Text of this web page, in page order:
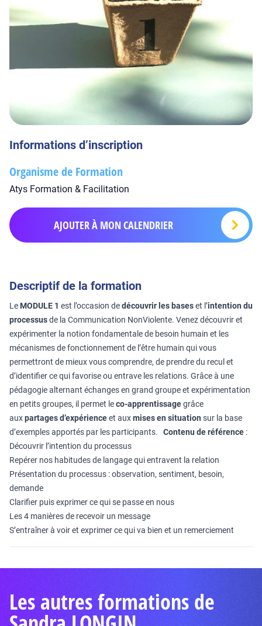
Informations d’inscription
Organisme de Formation
Atys Formation & Facilitation
AJOUTER À MON CALENDRIER
Descriptif de la formation
Le MODULE 1 est l’occasion dedécouvrir les baseset l’intention du
processusde la Communication NonViolente. Venez découvrir et
expérimenter la notion fondamentale de besoin humain et les
mécanismes de fonctionnement de l’être humain qui vous
permettront de mieux vous comprendre, de prendre du recul et
d’identifier ce qui favorise ou entrave les relations. Grâce à une
pédagogie alternant échanges en grand groupe et expérimentation
en petits groupes, il permet leco-apprentissagegrâce
auxpartages d’expérienceet auxmises en situation sur la base
d’exemples apportés par les participants. Contenu de référence :
Découvrir l’intention du processus
Repérer nos habitudes de langage qui entravent la relation
Présentation du processus : observation, sentiment, besoin,
demande
Clarifier puis exprimer ce qui se passe en nous
Les 4 manières de recevoir un message
S’entraîner à voir et exprimer ce qui va bien et un remerciement
Les autres formations de